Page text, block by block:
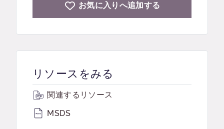
お気に入りへ追加する
リソースをみる
関連するリソース
MSDS